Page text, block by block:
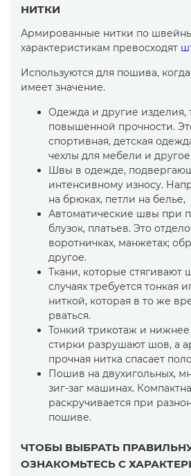
НИТКИ
Армированные нитки по
характеристикам превосходят
Используются для пошива,
имеет значение.
Одежда и другие
повышенной прочности.
спортивная, детская
чехлы для мебели и другое.
Швы в одежде,
интенсивному износу.
на брюках, петли на белье,
Автоматические швы при
блузок, платьев. Это
воротничках, манжетах;
другое.
Ткани, которые стягивают
случаях требуется тонкая
ниткой, которая в то же
рваться.
Тонкий трикотаж и нижнее
стирки разрушают шов, а
прочная нитка спасает
Пошив на двухигольных,
зиг-заг машинах.
раскручивается при
пошиве.
ЧТОБЫ ВЫБРАТЬ
ОЗНАКОМЬТЕСЬ С